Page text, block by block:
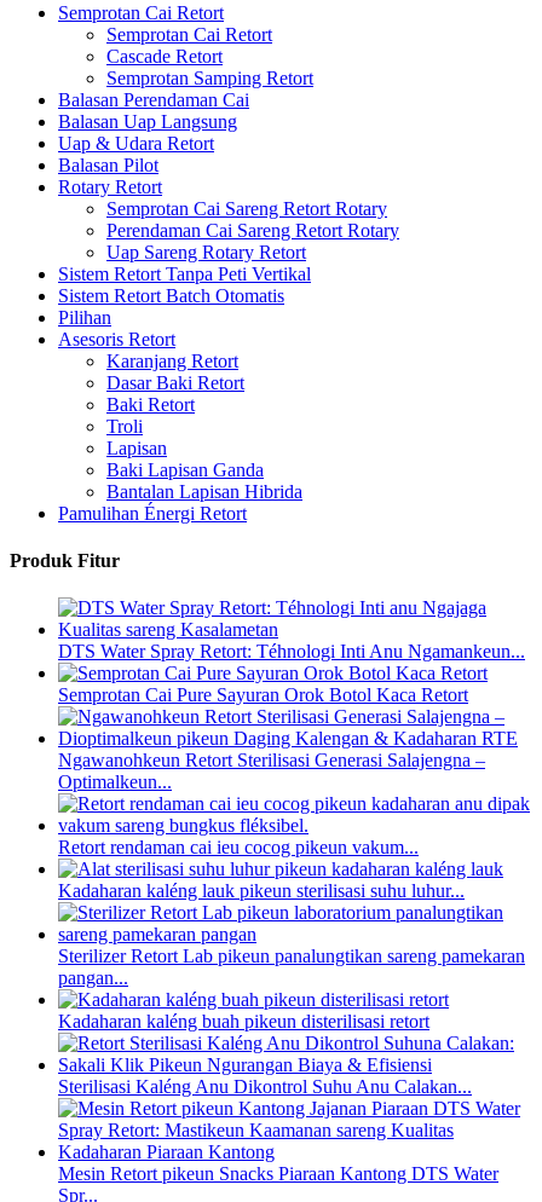
Semprotan Cai Retort
Semprotan Cai Retort
Cascade Retort
Semprotan Samping Retort
Balasan Perendaman Cai
Balasan Uap Langsung
Uap & Udara Retort
Balasan Pilot
Rotary Retort
Semprotan Cai Sareng Retort Rotary
Perendaman Cai Sareng Retort Rotary
Uap Sareng Rotary Retort
Sistem Retort Tanpa Peti Vertikal
Sistem Retort Batch Otomatis
Pilihan
Asesoris Retort
Karanjang Retort
Dasar Baki Retort
Baki Retort
Troli
Lapisan
Baki Lapisan Ganda
Bantalan Lapisan Hibrida
Pamulihan Énergi Retort
Produk Fitur
DTS Water Spray Retort: ​​Téhnologi Inti Anu Ngamankeun...
Semprotan Cai Pure Sayuran Orok Botol Kaca Retort
Ngawanohkeun Retort Sterilisasi Generasi Salajengna –
Optimalkeun...
Retort rendaman cai ieu cocog pikeun vakum...
Kadaharan kaléng lauk pikeun sterilisasi suhu luhur...
Sterilizer Retort Lab pikeun panalungtikan sareng pamekaran
pangan...
Kadaharan kaléng buah pikeun disterilisasi retort
Sterilisasi Kaléng Anu Dikontrol Suhu Anu Calakan...
Mesin Retort pikeun Snacks Piaraan Kantong DTS Water
Spr...